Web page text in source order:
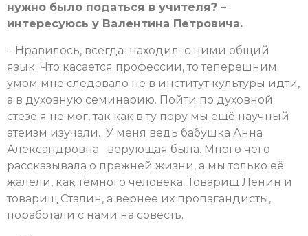
нужно было податься в учителя? –
интересуюсь у Валентина Петровича.
– Нравилось, всегда находил с ними общий
язык. Что касается профессии, то теперешним
умом мне следовало не в институт культуры идти,
а в духовную семинарию. Пойти по духовной
стезе я не мог, так как в ту пору мы ещё научный
атеизм изучали. У меня ведь бабушка Анна
Александровна верующая была. Много чего
рассказывала о прежней жизни, а мы только её
жалели, как тёмного человека. Товарищ Ленин и
товарищ Сталин, а вернее их пропагандисты,
поработали с нами на совесть.